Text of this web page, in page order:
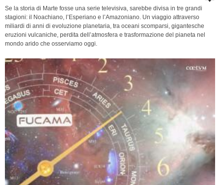
Se la storia di Marte fosse una serie televisiva, sarebbe divisa in tre grandi
stagioni: il Noachiano, l’Esperiano e l’Amazoniano. Un viaggio attraverso
miliardi di anni di evoluzione planetaria, tra oceani scomparsi, gigantesche
eruzioni vulcaniche, perdita dell’atmosfera e trasformazione del pianeta nel
mondo arido che osserviamo oggi.